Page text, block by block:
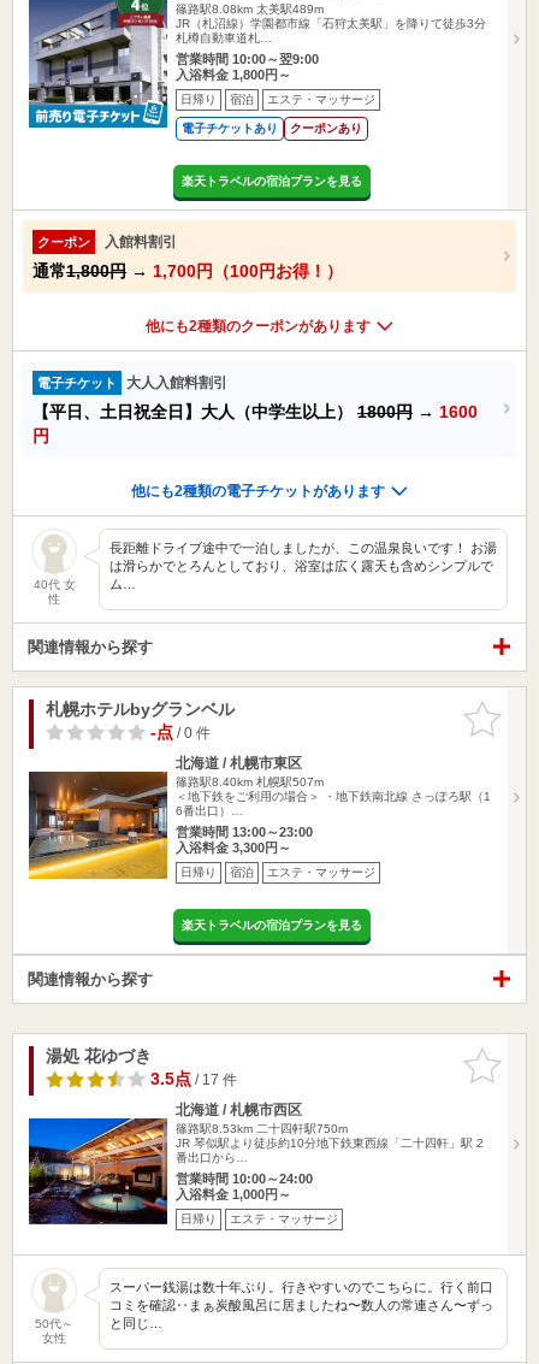
篠路駅8.08km 太美駅489m
JR（札沼線）学園都市線「石狩太美駅」を降りて徒歩3分
札樽自動車道札…
営業時間 10:00～翌9:00
入浴料金 1,800円～
日帰り 宿泊 エステ・マッサージ
電子チケットあり クーポンあり
楽天トラベルの宿泊プランを見る
クーポン 入館料割引
通常1,800円 → 1,700円（100円お得！）
他にも2種類のクーポンがあります
電子チケット 大人入館料割引
【平日、土日祝全日】大人（中学生以上） 1800円 → 1600
円
他にも2種類の電子チケットがあります
40代 女
性
長距離ドライブ途中で一泊しましたが、この温泉良いです！ お湯
は滑らかでとろんとしており、浴室は広く露天も含めシンプルで
ム…
関連情報から探す
お気に入
りに追加
札幌ホテルbyグランベル
-点/ 0 件
北海道 / 札幌市東区
篠路駅8.40km 札幌駅507m
＜地下鉄をご利用の場合＞ ・地下鉄南北線 さっぽろ駅（1
6番出口）…
営業時間 13:00～23:00
入浴料金 3,300円～
日帰り 宿泊 エステ・マッサージ
楽天トラベルの宿泊プランを見る
関連情報から探す
お気に入
りに追加
湯処 花ゆづき
3.5点/ 17 件
北海道 / 札幌市西区
篠路駅8.53km 二十四軒駅750m
JR 琴似駅より徒歩約10分地下鉄東西線「二十四軒」駅 2
番出口から…
営業時間 10:00～24:00
入浴料金 1,000円～
日帰り エステ・マッサージ
50代～
女性
スーパー銭湯は数十年ぶり。行きやすいのでこちらに。行く前口
コミを確認‥まぁ炭酸風呂に居ましたね〜数人の常連さん〜ずっ
と同じ…